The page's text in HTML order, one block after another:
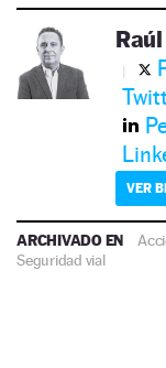
VER
ARCHIVADO EN
Seguridad vial